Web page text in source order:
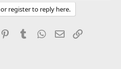
register to reply here.
PinterestTumblr WhatsApp
Email